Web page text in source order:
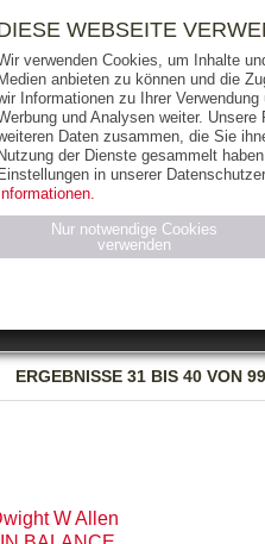
AUSGABEART
ERGEBNISSE31 BIS 40 VON
W Allen
AUDIO-CDS MP3 NON-
THEMEN
RIGHTS PRESSE
WEBSEITE
verwenden Cookies, um Inhalte
Medien anbieten zu können und die
Informationen zu Ihrer
und Analysen weiter.
Daten zusammen, die Sie
Nutzung der Dienste gesammelt
Einstellungen in unserer
Informationen.
Nur notwendige Cookies
verwenden
Anbieter Zweck
gabal-
Wird für die